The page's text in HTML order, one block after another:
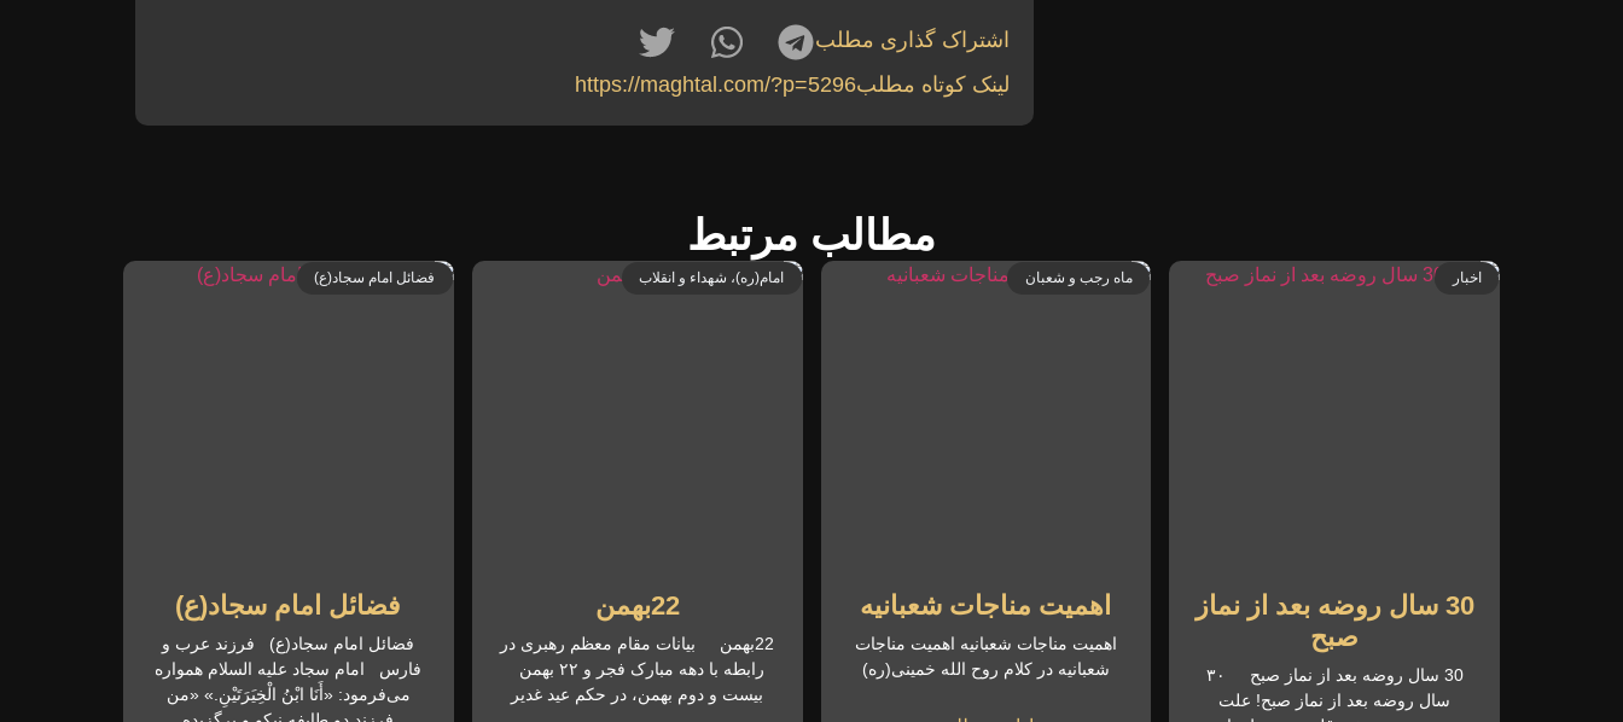
اشتراک گذاری مطلب
لینک کوتاه مطلبhttps://maghtal.com/?p=5296
مطالب مرتبط
اخبار
30 سال روضه بعد از نماز
صبح
30 سال روضه بعد از نماز صبح ۳۰
سال روضه بعد از نماز صبح! علت
ماه رجب و شعبان
اهمیت مناجات شعبانیه
اهمیت مناجات شعبانیه اهمیت مناجات
شعبانیه در کلام روح الله خمینی(ره)
امام(ره)، شهداء و انقلاب
22بهمن
22بهمن بیانات مقام معظم رهبری در
رابطه با دهه مبارک فجر و ۲۲ بهمن
بیست و دوم بهمن، در حکم عید غدیر
فضائل امام سجاد(ع)
فضائل امام سجاد(ع)
فضائل امام سجاد(ع) فرزند عرب و
فارس امام سجاد علیه السلام همواره
می‌فرمود: «أَنَا ابْنُ الْخِیَرَتَیْنِ.» «من